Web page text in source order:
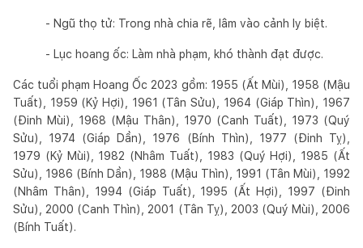
- Ngũ thọ tử: Trong nhà chia rẽ, lâm vào cảnh ly biệt.
- Lục hoang ốc: Làm nhà phạm, khó thành đạt được.
Các tuổi phạm Hoang Ốc 2023 gồm: 1955 (Ất Mùi), 1958 (Mậu
Tuất), 1959 (Kỷ Hợi), 1961 (Tân Sửu), 1964 (Giáp Thìn), 1967
(Đinh Mùi), 1968 (Mậu Thân), 1970 (Canh Tuất), 1973 (Quý
Sửu), 1974 (Giáp Dần), 1976 (Bính Thìn), 1977 (Đinh Tỵ),
1979 (Kỷ Mùi), 1982 (Nhâm Tuất), 1983 (Quý Hợi), 1985 (Ất
Sửu), 1986 (Bính Dần), 1988 (Mậu Thìn), 1991 (Tân Mùi), 1992
(Nhâm Thân), 1994 (Giáp Tuất), 1995 (Ất Hợi), 1997 (Đinh
Sửu), 2000 (Canh Thìn), 2001 (Tân Tỵ), 2003 (Quý Mùi), 2006
(Bính Tuất).